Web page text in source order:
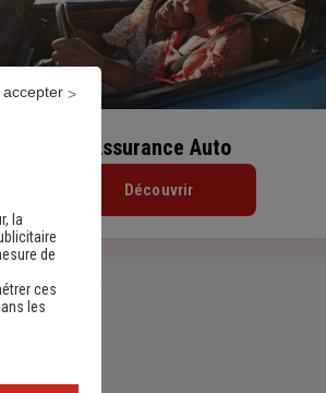
Assurance Auto
Découvrir
la
de
ces
les